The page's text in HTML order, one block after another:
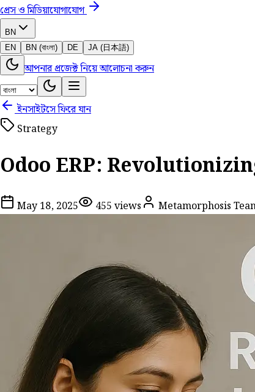
প্রেস ও মিডিয়াযোগাযোগ
BN
EN
BN (বাংলা) DE JA (日本語)
আপনার প্রজেক্ট নিয়ে আলোচনা করুন
ইনসাইটসে ফিরে যান
Strategy
Odoo ERP:
May 18, 2025 455 views Metamorphosis